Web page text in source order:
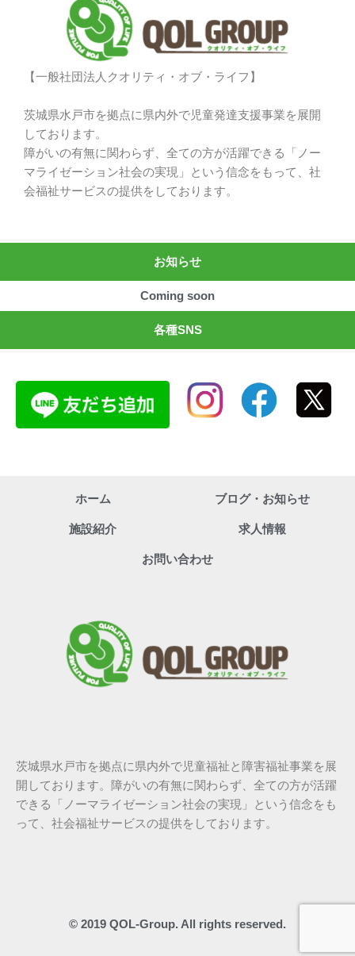
【一般社団法人クオリティ・オブ・ライフ】
茨城県水戸市を拠点に県内外で児童発達支援事業を展開
しております。
障がいの有無に関わらず、全ての方が活躍できる「ノー
マライゼーション社会の実現」という信念をもって、社
会福祉サービスの提供をしております。
お知らせ
Coming soon
各種SNS
ホーム ブログ・お知らせ
施設紹介 求人情報
お問い合わせ
茨城県水戸市を拠点に県内外で児童福祉と障害福祉事業を展
開しております。障がいの有無に関わらず、全ての方が活躍
できる「ノーマライゼーション社会の実現」という信念をも
って、社会福祉サービスの提供をしております。
© 2019 QOL-Group. All rights reserved.